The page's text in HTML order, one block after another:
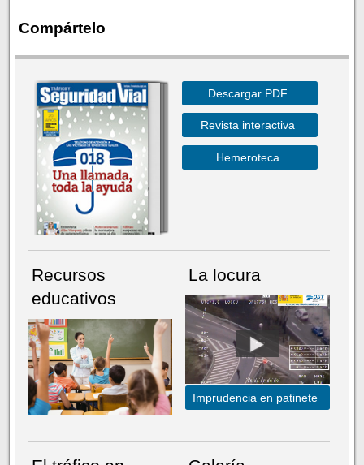
Compártelo
Descargar PDF
Revista interactiva
Hemeroteca
Recursos
educativos
La locura
Imprudencia en patinete